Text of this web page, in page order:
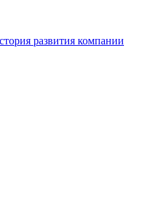
развития компании